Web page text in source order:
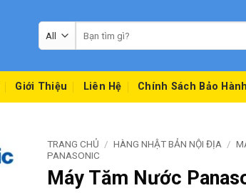
kiếm:
Giới Thiệu Liên Hệ Chính Sách Bảo Hành
TRANG CHỦ / HÀNG NHẬT BẢN NỘI ĐỊA /
PANASONIC
Máy Tăm Nước